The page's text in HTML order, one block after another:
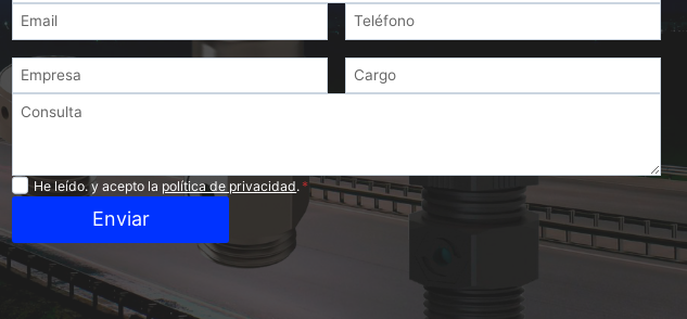
Privacidad
He leído. y acepto la política de privacidad. *
Enviar